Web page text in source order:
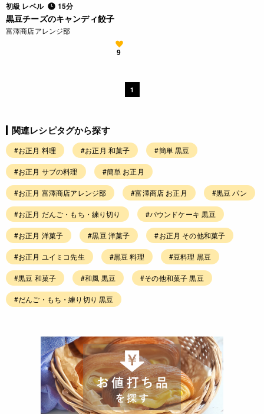
初級 レベル 15分
黒豆チーズのキャンディ餃子
富澤商店アレンジ部
9
1
関連レシピタグから探す
#お正月 料理 #お正月 和菓子 #簡単 黒豆
#お正月 サブの料理 #簡単 お正月
#お正月 富澤商店アレンジ部 #富澤商店 お正月 #黒豆 パン
#お正月 だんご・もち・練り切り #パウンドケーキ 黒豆
#お正月 洋菓子 #黒豆 洋菓子 #お正月 その他和菓子
#お正月 ユイミコ先生 #黒豆 料理 #豆料理 黒豆
#黒豆 和菓子 #和風 黒豆 #その他和菓子 黒豆
#だんご・もち・練り切り 黒豆